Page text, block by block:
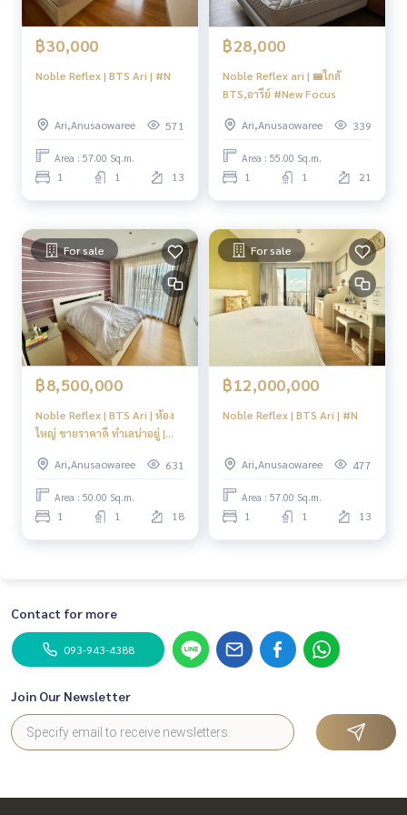
฿30,000
Noble Reflex | BTS Ari | #N
Ari,Anusaowaree 571
Area : 57.00 Sq.m.
1 1 13
฿28,000
Noble Reflex ari | 🚝ใกล้
BTS,อารีย์ #New Focus
Ari,Anusaowaree 339
Area : 55.00 Sq.m.
1 1 21
For sale
฿8,500,000
Noble Reflex | BTS Ari | ห้อง
ใหญ่ ขายราคาดี ทำเลน่าอยู่ |
Ari,Anusaowaree
631
Area : 50.00 Sq.m.
1 1 18
For sale
฿12,000,000
Noble Reflex | BTS Ari | #N
Ari,Anusaowaree 477
Area : 57.00 Sq.m.
1 1 13
Contact for more
093-943-4388
Join Our Newsletter